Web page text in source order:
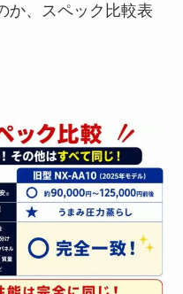
か、スペック比較表